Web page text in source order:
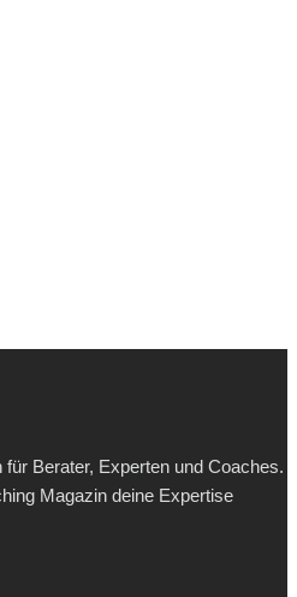
Berater, Experten und Coaches.
Magazin deine Expertise